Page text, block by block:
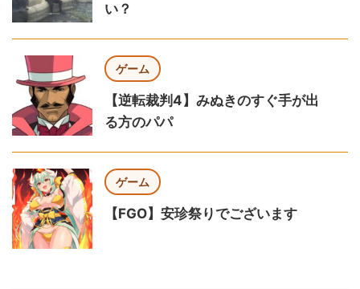
い？
ゲーム
【逆転裁判4】みぬきのすぐ手が出
る方のパパ
ゲーム
【FGO】安珍祭りでございます